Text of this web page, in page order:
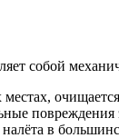
собой
в